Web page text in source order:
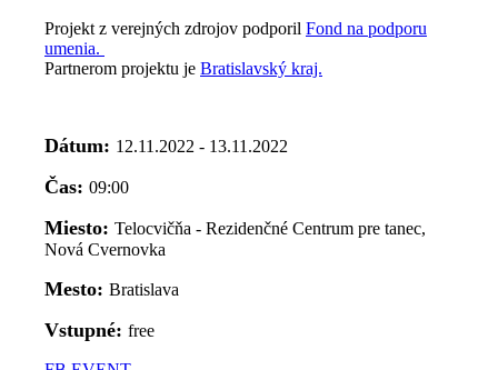
Projekt z verejných zdrojov podporil Fond na podporu
umenia.
Partnerom projektu je Bratislavský kraj.
Dátum: 12.11.2022 - 13.11.2022
Čas: 09:00
Miesto: Telocvičňa - Rezidenčné Centrum pre tanec,
Nová Cvernovka
Mesto: Bratislava
Vstupné: free